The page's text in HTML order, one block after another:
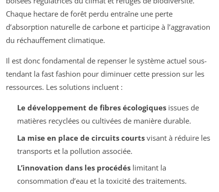
Chaque hectare de forêt perdu entraîne une perte
d’absorption naturelle de carbone et participe à l’aggravation
du réchauffement climatique.
Il est donc fondamental de repenser le système actuel sous-
tendant la fast fashion pour diminuer cette pression sur les
ressources. Les solutions incluent :
Le développement de fibres écologiquesissues de
matières recyclées ou cultivées de manière durable.
La mise en place de circuits courtsvisant à réduire les
transports et la pollution associée.
L’innovation dans les procédéslimitant la
consommation d’eau et la toxicité des traitements.